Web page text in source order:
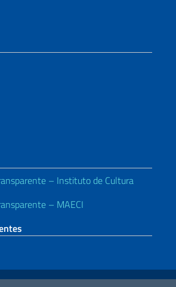
– Instituto de Cultura
– MAECI